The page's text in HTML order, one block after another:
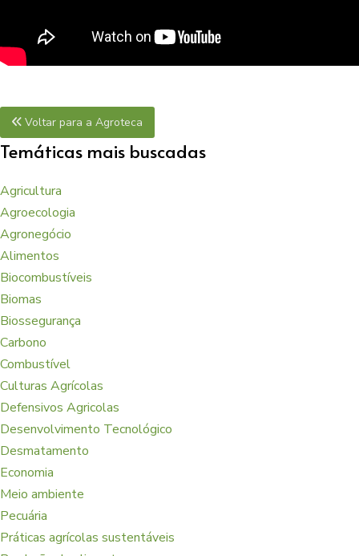
Voltar para a Agroteca
Temáticas mais buscadas
Agricultura
Agroecologia
Agronegócio
Alimentos
Biocombustíveis
Biomas
Biossegurança
Carbono
Combustível
Culturas Agrícolas
Defensivos Agricolas
Desenvolvimento Tecnológico
Desmatamento
Economia
Meio ambiente
Pecuária
Práticas agrícolas sustentáveis